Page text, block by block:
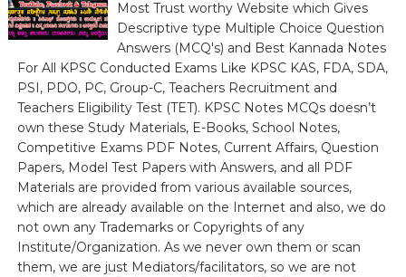
Most Trust worthy Website which Gives
Descriptive type Multiple Choice Question
Answers (MCQ's) and Best Kannada Notes
For All KPSC Conducted Exams Like KPSC KAS, FDA, SDA,
PSI, PDO, PC, Group-C, Teachers Recruitment and
Teachers Eligibility Test (TET). KPSC Notes MCQs doesn’t
own these Study Materials, E-Books, School Notes,
Competitive Exams PDF Notes, Current Affairs, Question
Papers, Model Test Papers with Answers, and all PDF
Materials are provided from various available sources,
which are already available on the Internet and also, we do
not own any Trademarks or Copyrights of any
Institute/Organization. As we never own them or scan
them, we are just Mediators/facilitators, so we are not